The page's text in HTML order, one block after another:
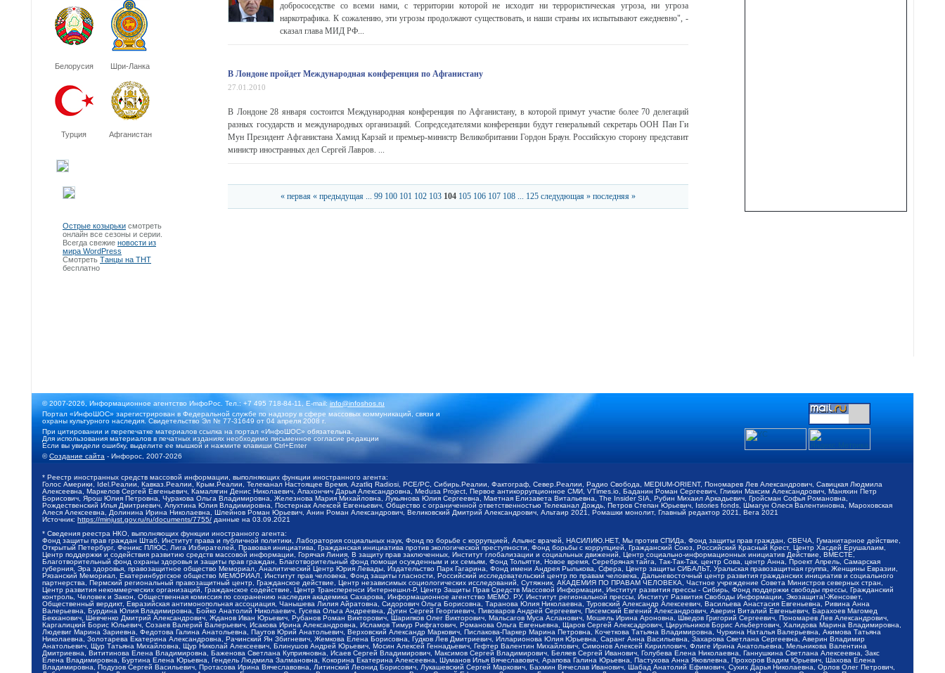
Белорусия Шри-Ланка
Турция Афганистан
Острые козырьки смотреть
онлайн все сезоны и серии.
Всегда свежие новости из
мира WordPress
Смотреть Танцы на ТНТ
бесплатно
добрососедстве со всеми нами, с территории которой не исходит ни террористическая угроза, ни угроза
наркотрафика. К сожалению, эти угрозы продолжают существовать, и наши страны их испытывают ежедневно", -
сказал глава МИД РФ...
В Лондоне пройдет Международная конференция по Афганистану
27.01.2010
В Лондоне 28 января состоится Международная конференция по Афганистану, в которой примут участие более 70 делегаций
разных государств и международных организаций. Сопредседателями конференции будут генеральный секретарь ООН Пан Ги
Мун Президент Афганистана Хамид Карзай и премьер-министр Великобритании Гордон Браун. Российскую сторону представит
министр иностранных дел Сергей Лавров. ...
« первая « предыдущая ... 99 100 101 102 103 104 105 106 107 108 ... 125 следудющая » последняя »
© 2007-2026, Информационное агентство ИнфоРос. Тел.: +7 495 718-84-11, E-mail:info@infoshos.ru
Портал «ИнфоШОС» зарегистрирован в Федеральной службе по надзору в сфере массовых коммуникаций, связи и
охраны культурного наследия. Свидетельство Эл № 77-31649 от 04 апреля 2008 г.
При цитировании и перепечатке материалов ссылка на портал «ИнфоШОС» обязательна.
Для использования материалов в печатных изданиях необходимо письменное согласие редакции
Если вы увидели ошибку, выделите ее мышкой и нажмите клавиши Ctrl+Enter
©Создание сайта - Инфорос, 2007-2026
* Реестр иностранных средств массовой информации, выполняющих функции иностранного агента:
Голос Америки, Idel.Реалии, Кавказ.Реалии, Крым.Реалии, Телеканал Настоящее Время, Azatliq Radiosi, PCE/PC, Сибирь.Реалии, Фактограф, Север.Реалии, Радио Свобода, MEDIUM-ORIENT, Пономарев Лев Александрович, Савицкая Людмила
Алексеевна, Маркелов Сергей Евгеньевич, Камалягин Денис Николаевич, Апахончич Дарья Александровна, Medusa Project, Первое антикоррупционное СМИ, VTimes.io, Баданин Роман Сергеевич, Гликин Максим Александрович, Маняхин Петр
Борисович, Ярош Юлия Петровна, Чуракова Ольга Владимировна, Железнова Мария Михайловна, Лукьянова Юлия Сергеевна, Маетная Елизавета Витальевна, The Insider SIA, Рубин Михаил Аркадьевич, Гройсман Софья Романовна,
Рождественский Илья Дмитриевич, Апухтина Юлия Владимировна, Постернак Алексей Евгеньевич, Общество с ограниченной ответственностью Телеканал Дождь, Петров Степан Юрьевич, Istories fonds, Шмагун Олеся Валентиновна, Мароховская
Алеся Алексеевна, Долинина Ирина Николаевна, Шлейнов Роман Юрьевич, Анин Роман Александрович, Великовский Дмитрий Александрович, Альтаир 2021, Ромашки монолит, Главный редактор 2021, Вега 2021
Источник: https://minjust.gov.ru/ru/documents/7755/ данные на 03.09.2021
* Сведения реестра НКО, выполняющих функции иностранного агента:
Фонд защиты прав граждан Штаб, Институт права и публичной политики, Лаборатория социальных наук, Фонд по борьбе с коррупцией, Альянс врачей, НАСИЛИЮ.НЕТ, Мы против СПИДа, Фонд защиты прав граждан, СВЕЧА, Гуманитарное действие,
Открытый Петербург, Феникс ПЛЮС, Лига Избирателей, Правовая инициатива, Гражданская инициатива против экологической преступности, Фонд борьбы с коррупцией, Гражданский Союз, Российский Красный Крест, Центр Хасдей Ерушалаим,
Центр поддержки и содействия развитию средств массовой информации, Горячая Линия, В защиту прав заключенных, Институт глобализации и социальных движений, Центр социально-информационных инициатив Действие, ВМЕСТЕ,
Благотворительный фонд охраны здоровья и защиты прав граждан, Благотворительный фонд помощи осужденным и их семьям, Фонд Тольятти, Новое время, Серебряная тайга, Так-Так-Так, центр Сова, центр Анна, Проект Апрель, Самарская
губерния, Эра здоровья, правозащитное общество Мемориал, Аналитический Центр Юрия Левады, Издательство Парк Гагарина, Фонд имени Андрея Рылькова, Сфера, Центр защиты СИБАЛЬТ, Уральская правозащитная группа, Женщины Евразии,
Рязанский Мемориал, Екатеринбургское общество МЕМОРИАЛ, Институт прав человека, Фонд защиты гласности, Российский исследовательский центр по правам человека, Дальневосточный центр развития гражданских инициатив и социального
партнерства, Пермский региональный правозащитный центр, Гражданское действие, Центр независимых социологических исследований, Сутяжник, АКАДЕМИЯ ПО ПРАВАМ ЧЕЛОВЕКА, Частное учреждение Совета Министров северных стран,
Центр развития некоммерческих организаций, Гражданское содействие, Центр Трансперенси Интернешнл-Р, Центр Защиты Прав Средств Массовой Информации, Институт развития прессы - Сибирь, Фонд поддержки свободы прессы, Гражданский
контроль, Человек и Закон, Общественная комиссия по сохранению наследия академика Сахарова, Информационное агентство МЕМО. РУ, Институт региональной прессы, Институт Развития Свободы Информации, Экозащита!-Женсовет,
Общественный вердикт, Евразийская антимонопольная ассоциация, Чанышева Лилия Айратовна, Сидорович Ольга Борисовна, Таранова Юлия Николаевна, Туровский Александр Алексеевич, Васильева Анастасия Евгеньевна, Ривина Анна
Валерьевна, Бурдина Юлия Владимировна, Бойко Анатолий Николаевич, Гусева Ольга Андреевна, Дугин Сергей Георгиевич, Пивоваров Андрей Сергеевич, Писемский Евгений Александрович, Аверин Виталий Евгеньевич, Барахоев Магомед
Бекханович, Шевченко Дмитрий Александрович, Жданов Иван Юрьевич, Рубанов Роман Викторович, Шарипков Олег Викторович, Мальсагов Муса Асланович, Мошель Ирина Ароновна, Шведов Григорий Сергеевич, Пономарев Лев Александрович,
Каргалицкий Борис Юльевич, Созаев Валерий Валерьевич, Исакова Ирина Александровна, Исламов Тимур Рифгатович, Романова Ольга Евгеньевна, Щаров Сергей Алексадрович, Цирульников Борис Альбертович, Халидова Марина Владимировна,
Людевиг Марина Зариевна, Федотова Галина Анатольевна, Паутов Юрий Анатольевич, Верховский Александр Маркович, Пислакова-Паркер Марина Петровна, Кочеткова Татьяна Владимировна, Чуркина Наталья Валерьевна, Акимова Татьяна
Николаевна, Золотарева Екатерина Александровна, Рачинский Ян Збигневич, Жемкова Елена Борисовна, Гудков Лев Дмитриевич, Илларионова Юлия Юрьевна, Саранг Анна Васильевна, Захарова Светлана Сергеевна, Аверин Владимир
Анатольевич, Щур Татьяна Михайловна, Щур Николай Алексеевич, Блинушов Андрей Юрьевич, Мосин Алексей Геннадьевич, Гефтер Валентин Михайлович, Симонов Алексей Кириллович, Флиге Ирина Анатольевна, Мельникова Валентина
Дмитриевна, Вититинова Елена Владимировна, Баженова Светлана Куприяновна, Исаев Сергей Владимирович, Максимов Сергей Владимирович, Беляев Сергей Иванович, Голубева Елена Николаевна, Ганнушкина Светлана Алексеевна, Закс
Елена Владимировна, Буртина Елена Юрьевна, Гендель Людмила Залмановна, Кокорина Екатерина Алексеевна, Шуманов Илья Вячеславович, Арапова Галина Юрьевна, Пастухова Анна Яковлевна, Прохоров Вадим Юрьевич, Шахова Елена
Владимировна, Подузов Сергей Васильевич, Протасова Ирина Вячеславовна, Литинский Леонид Борисович, Лукашевский Сергей Маркович, Бахмин Вячеслав Иванович, Шабад Анатолий Ефимович, Сухих Дарья Николаевна, Орлов Олег Петрович,